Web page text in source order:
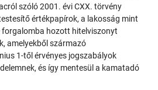
szóló 2001. évi CXX. törvény
értékpapírok, a lakosság mint
forgalomba hozott hitelviszonyt
amelyekből származó
1-től érvényes jogszabályok
és így mentesül a kamatadó